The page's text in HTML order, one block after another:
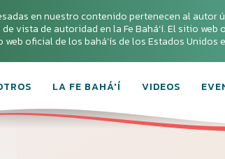
en nuestro contenido pertenecen al autor
vista de autoridad en la Fe Bahá‘í. El sitio web
web oficial de los bahá’ís de los Estados Unidos
LA FE BAHÁ'Í VIDEOS